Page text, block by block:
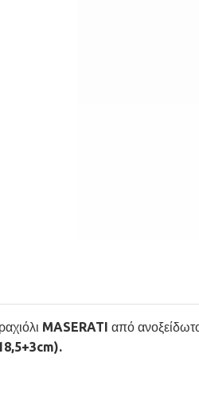
MASERATI από